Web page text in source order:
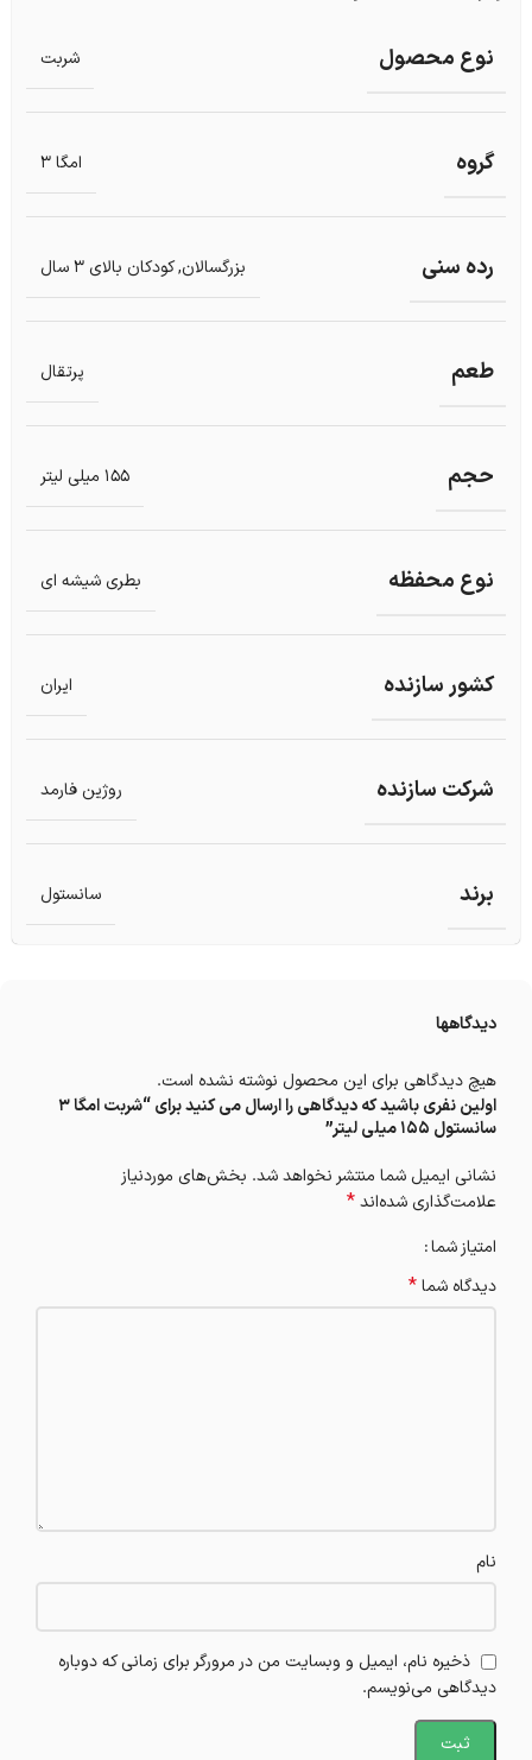
نوع محصول شربت
گروه امگا 3
رده سنی بزرگسالان,کودکان بالای 3 سال
طعم پرتقال
حجم 155 میلی لیتر
نوع محفظه بطری شیشه ای
کشور سازنده ایران
شرکت سازنده روژین فارمد
برند سانستول
دیدگاهها
هیچ دیدگاهی برای این محصول نوشته نشده است.
اولین نفری باشید که دیدگاهی را ارسال می کنید برای “شربت امگا 3
سانستول 155 میلی لیتر”
نشانی ایمیل شما منتشر نخواهد شد. بخش‌های موردنیاز
علامت‌گذاری شده‌اند*
امتیاز شما
دیدگاه شما*
نام
ذخیره نام، ایمیل و وبسایت من در مرورگر برای زمانی که دوباره
دیدگاهی می‌نویسم.